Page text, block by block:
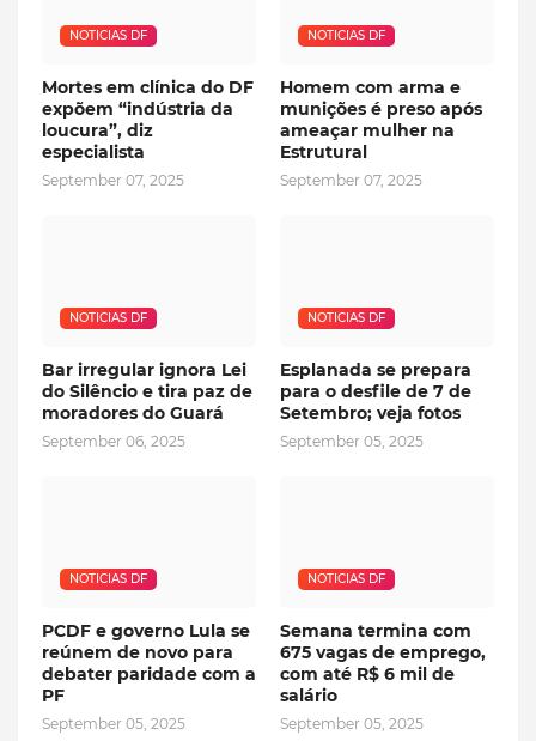
NOTICIAS DF
Mortes em clínica do DF
expõem “indústria da
loucura”, diz
especialista
September 07, 2025
NOTICIAS DF
Homem com arma e
munições é preso após
ameaçar mulher na
Estrutural
September 07, 2025
NOTICIAS DF
Bar irregular ignora Lei
do Silêncio e tira paz de
moradores do Guará
September 06, 2025
NOTICIAS DF
Esplanada se prepara
para o desfile de 7 de
Setembro; veja fotos
September 05, 2025
NOTICIAS DF
PCDF e governo Lula se
reúnem de novo para
debater paridade com a
PF
September 05, 2025
NOTICIAS DF
Semana termina com
675 vagas de emprego,
com até R$ 6 mil de
salário
September 05, 2025